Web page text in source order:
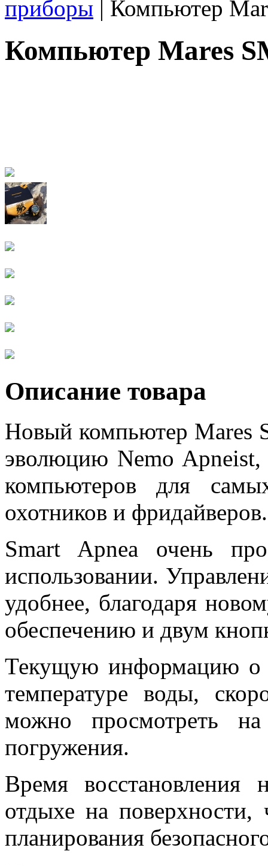
приборы | Компьютер
Компьютер Mares
Описание товара
Новый компьютер Mares
эволюцию Nemo Apneist,
компьютеров для
охотников и фридайверов.
Smart Apnea очень
использовании.
удобнее, благодаря
обеспечению и двум
Текущую информацию о
температуре воды,
можно просмотреть
погружения.
Время восстановления
отдыхе на
планирования